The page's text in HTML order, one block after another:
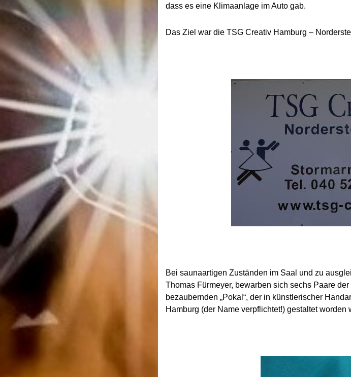
dass es eine Klimaanlage im Auto gab.
Das Ziel war die TSG Creativ Hamburg –
Bei saunaartigen Zuständen im Saal und zu
Thomas Fürmeyer, bewarben sich sechs Paare
bezaubernden „Pokal“, der in künstlerischer
Hamburg (der Name verpflichtet!) gestaltet